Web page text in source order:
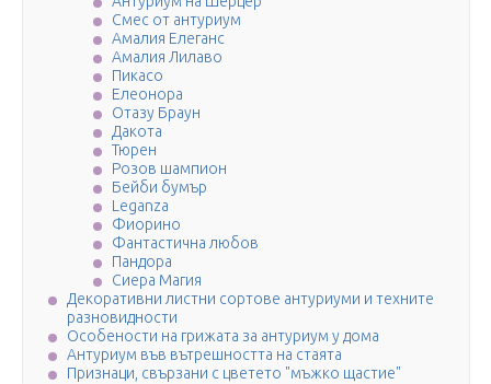
Смес от антуриум
Амалия Елеганс
Амалия Лилаво
Пикасо
Елеонора
Отазу Браун
Дакота
Тюрен
Розов шампион
Бейби бумър
Leganza
Фиорино
Фантастична любов
Пандора
Сиера Магия
Декоративни листни сортове антуриуми и техните
разновидности
Особености на грижата за антуриум у дома
Антуриум във вътрешността на стаята
Признаци, свързани с цветето "мъжко щастие"